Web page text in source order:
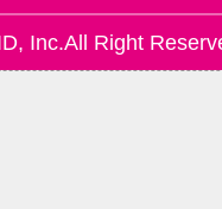
Inc.All Right